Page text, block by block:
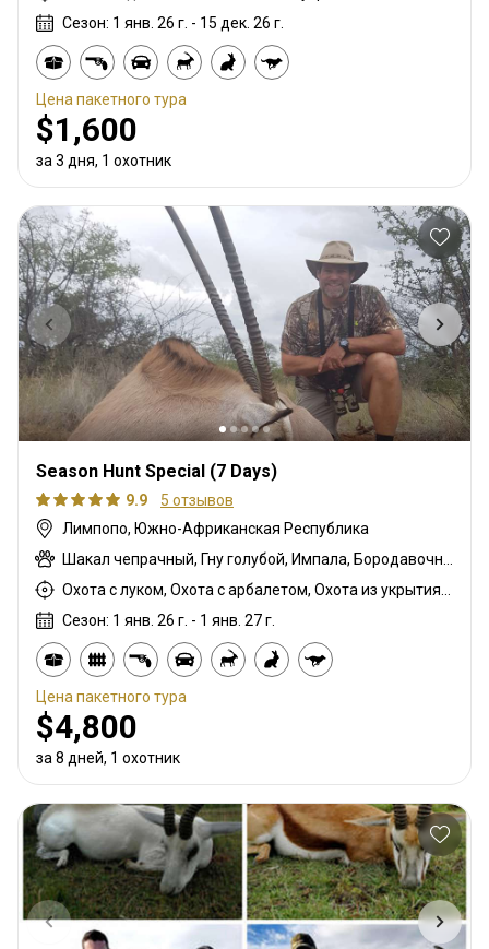
Сезон: 1 янв. 26 г. - 15 дек. 26 г.
Цена пакетного тура
$1,600
за 3 дня, 1 охотник
Season Hunt Special (7 Days)
9.9
5 отзывов
Лимпопо, Южно-Африканская Республика
Шакал чепрачный, Гну голубой, Импала, Бородавочник
Охота с луком, Охота с арбалетом, Охота из укрытия, Охота с карабином, Охота с подхода
Сезон: 1 янв. 26 г. - 1 янв. 27 г.
Цена пакетного тура
$4,800
за 8 дней, 1 охотник